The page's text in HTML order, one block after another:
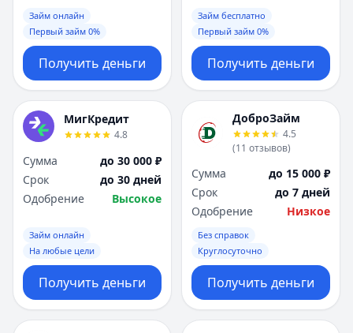
Займ онлайн
Первый займ 0%
Получить деньги
Займ бесплатно
Первый займ 0%
Получить деньги
МигКредит
4.8
Сумма
до 30 000 ₽
Срок
до 30 дней
Одобрение
Высокое
Займ онлайн
На любые цели
Получить деньги
ДоброЗайм
4.5
(11 отзывов)
Сумма
до 15 000 ₽
Срок
до 7 дней
Одобрение
Низкое
Без справок
Круглосуточно
Получить деньги